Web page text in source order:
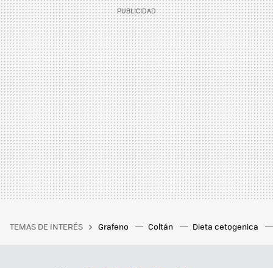
TEMAS DE INTERÉS Grafeno Coltán Dieta cetogenica